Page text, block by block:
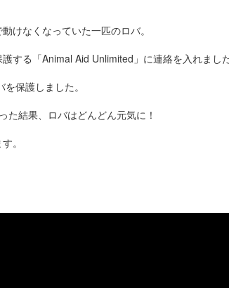
けなくなっていた一匹のロバ。
する「Animal Aid Unlimited」に連絡を入れました
保護しました。
た結果、ロバはどんどん元気に！
。